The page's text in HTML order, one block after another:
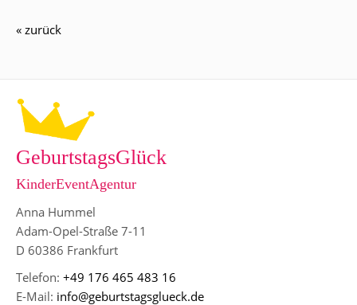
« zurück
GeburtstagsGlück
KinderEventAgentur
Anna Hummel
Adam-Opel-Straße 7-11
D 60386 Frankfurt
Telefon: +49 176 465 483 16
E-Mail: info@geburtstagsglueck.de